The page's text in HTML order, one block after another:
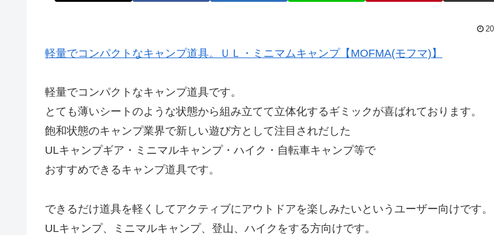
軽量でコンパクトなキャンプ道具。ＵＬ・ミニマムキャンプ【MOFMA(モフマ)】
軽量でコンパクトなキャンプ道具です。
とても薄いシートのような状態から組み立てて立体化するギミックが喜ばれております。
飽和状態のキャンプ業界で新しい遊び方として注目されだした
ULキャンプギア・ミニマルキャンプ・ハイク・自転車キャンプ等で
おすすめできるキャンプ道具です。
できるだけ道具を軽くしてアクティブにアウトドアを楽しみたいというユーザー向けです。
ULキャンプ、ミニマルキャンプ、登山、ハイクをする方向けです。